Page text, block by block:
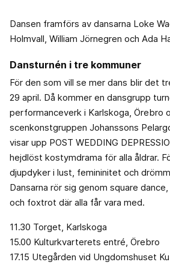
Dansen framförs av dansarna Loke
Holmvall, William Jörnegren och Ada
Dansturnén i tre kommuner
För den som vill se mer dans blir det
29 april. Då kommer en dansgrupp
performanceverk i Karlskoga, Örebro
scenkonstgruppen Johanssons
visar upp POST WEDDING
hejdlöst kostymdrama för alla åldrar.
djupdyker i lust, femininitet och
Dansarna rör sig genom square
och foxtrot där alla får vara med.
11.30 Torget, Karlskoga
15.00 Kulturkvarterets entré, Örebro
17.15 Utegården vid Ungdomshuset